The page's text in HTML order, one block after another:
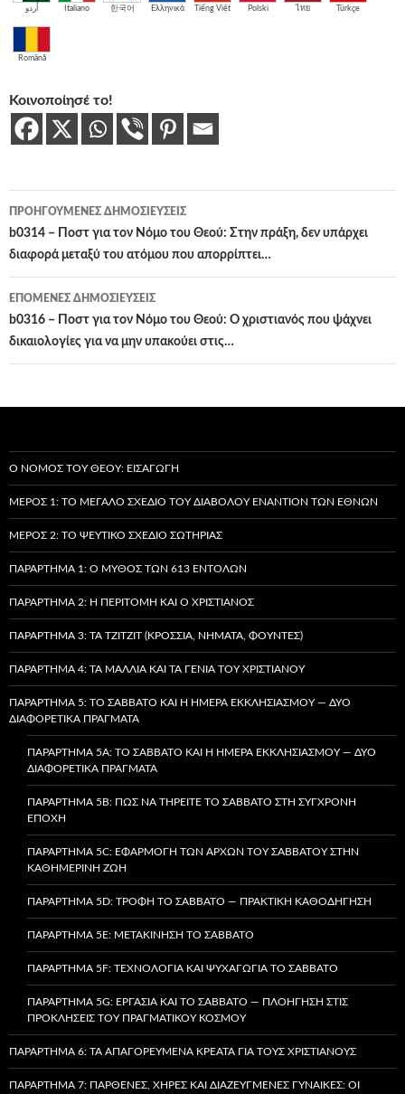
اُردو Italiano 한국어 Ελληνικά Tiếng Việt Polski ไทย Türkçe
Română
Κοινοποίησέ το!
Πλοήγηση
άρθρων
ΠΡΟΗΓΟΎΜΕΝΕΣ ΔΗΜΟΣΙΕΎΣΕΙΣ
b0314 – Ποστ για τον Νόμο του Θεού: Στην πράξη, δεν υπάρχει
διαφορά μεταξύ του ατόμου που απορρίπτει…
ΕΠΌΜΕΝΕΣ ΔΗΜΟΣΙΕΎΣΕΙΣ
b0316 – Ποστ για τον Νόμο του Θεού: Ο χριστιανός που ψάχνει
δικαιολογίες για να μην υπακούει στις…
Ο ΝΌΜΟΣ ΤΟΥ ΘΕΟΎ: ΕΙΣΑΓΩΓΉ
ΜΈΡΟΣ 1: ΤΟ ΜΕΓΆΛΟ ΣΧΈΔΙΟ ΤΟΥ ΔΙΑΒΌΛΟΥ ΕΝΑΝΤΊΟΝ ΤΩΝ ΕΘΝΏΝ
ΜΈΡΟΣ 2: ΤΟ ΨΕΎΤΙΚΟ ΣΧΈΔΙΟ ΣΩΤΗΡΊΑΣ
ΠΑΡΆΡΤΗΜΑ 1: Ο ΜΎΘΟΣ ΤΩΝ 613 ΕΝΤΟΛΏΝ
ΠΑΡΆΡΤΗΜΑ 2: Η ΠΕΡΙΤΟΜΉ ΚΑΙ Ο ΧΡΙΣΤΙΑΝΌΣ
ΠΑΡΆΡΤΗΜΑ 3: ΤΑ TZITZIT (ΚΡΌΣΣΙΑ, ΝΉΜΑΤΑ, ΦΟΎΝΤΕΣ)
ΠΑΡΆΡΤΗΜΑ 4: ΤΑ ΜΑΛΛΙΆ ΚΑΙ ΤΑ ΓΈΝΙΑ ΤΟΥ ΧΡΙΣΤΙΑΝΟΎ
ΠΑΡΆΡΤΗΜΑ 5: ΤΟ ΣΆΒΒΑΤΟ ΚΑΙ Η ΗΜΈΡΑ ΕΚΚΛΗΣΙΑΣΜΟΎ — ΔΎΟ
ΔΙΑΦΟΡΕΤΙΚΆ ΠΡΆΓΜΑΤΑ
ΠΑΡΆΡΤΗΜΑ 5A: ΤΟ ΣΆΒΒΑΤΟ ΚΑΙ Η ΗΜΈΡΑ ΕΚΚΛΗΣΙΑΣΜΟΎ — ΔΎΟ
ΔΙΑΦΟΡΕΤΙΚΆ ΠΡΆΓΜΑΤΑ
ΠΑΡΆΡΤΗΜΑ 5B: ΠΏΣ ΝΑ ΤΗΡΕΊΤΕ ΤΟ ΣΆΒΒΑΤΟ ΣΤΗ ΣΎΓΧΡΟΝΗ
ΕΠΟΧΉ
ΠΑΡΆΡΤΗΜΑ 5C: ΕΦΑΡΜΟΓΉ ΤΩΝ ΑΡΧΏΝ ΤΟΥ ΣΑΒΒΆΤΟΥ ΣΤΗΝ
ΚΑΘΗΜΕΡΙΝΉ ΖΩΉ
ΠΑΡΆΡΤΗΜΑ 5D: ΤΡΟΦΉ ΤΟ ΣΆΒΒΑΤΟ — ΠΡΑΚΤΙΚΉ ΚΑΘΟΔΉΓΗΣΗ
ΠΑΡΆΡΤΗΜΑ 5E: ΜΕΤΑΚΊΝΗΣΗ ΤΟ ΣΆΒΒΑΤΟ
ΠΑΡΆΡΤΗΜΑ 5F: ΤΕΧΝΟΛΟΓΊΑ ΚΑΙ ΨΥΧΑΓΩΓΊΑ ΤΟ ΣΆΒΒΑΤΟ
ΠΑΡΆΡΤΗΜΑ 5G: ΕΡΓΑΣΊΑ ΚΑΙ ΤΟ ΣΆΒΒΑΤΟ — ΠΛΟΉΓΗΣΗ ΣΤΙΣ
ΠΡΟΚΛΉΣΕΙΣ ΤΟΥ ΠΡΑΓΜΑΤΙΚΟΎ ΚΌΣΜΟΥ
ΠΑΡΆΡΤΗΜΑ 6: ΤΑ ΑΠΑΓΟΡΕΥΜΈΝΑ ΚΡΈΑΤΑ ΓΙΑ ΤΟΥΣ ΧΡΙΣΤΙΑΝΟΎΣ
ΠΑΡΆΡΤΗΜΑ 7: ΠΑΡΘΈΝΕΣ, ΧΉΡΕΣ ΚΑΙ ΔΙΑΖΕΥΓΜΈΝΕΣ ΓΥΝΑΊΚΕΣ: ΟΙ